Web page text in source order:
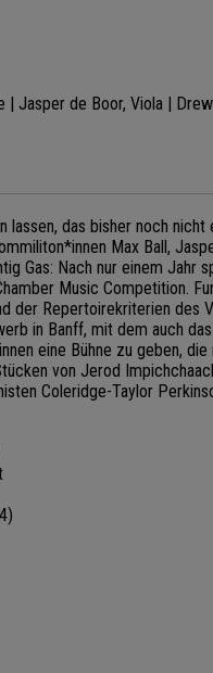
| Jasper de Boor, Viola |
lassen, das bisher noch
Max Ball,
Gas: Nach nur einem
Music Competition.
der Repertoirekriterien
in Banff, mit dem auch
eine Bühne zu geben,
von Jerod
Coleridge-Taylor